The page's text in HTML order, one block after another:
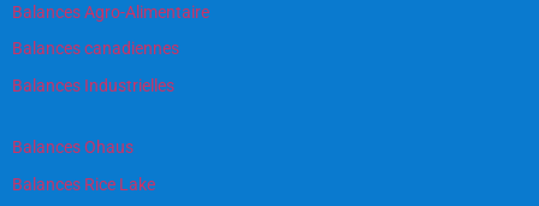
Balances Agro-Alimentaire
Balances canadiennes
Balances Industrielles
Balances Ohaus
Balances Rice Lake